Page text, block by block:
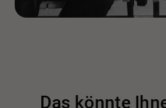
entstammen seiner Kreation.
Das könnte